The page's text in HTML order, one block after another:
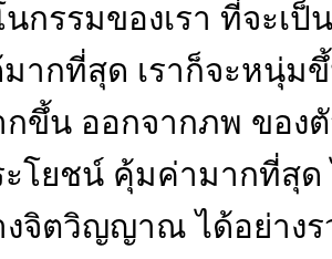
นกรรมของเรา ที่จะเ
ากที่สุด เราก็จะหนุ่ม
ขึ้น ออกจากภพ ของตั
ะโยชน์ คุ้มค่ามากที่สุ
จิตวิญญาณ ได้อย่างร